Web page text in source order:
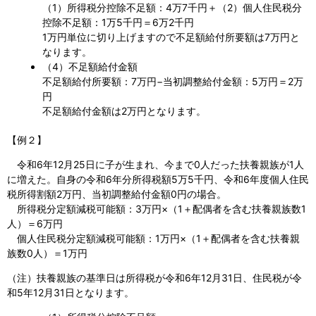
（1）所得税分控除不足額：4万7千円＋（2）個人住民税分
控除不足額：1万5千円＝6万2千円
1万円単位に切り上げますので不足額給付所要額は7万円と
なります。
（4）不足額給付金額
不足額給付所要額：7万円−当初調整給付金額：5万円＝2万
円
不足額給付金額は2万円となります。
【例２】
令和6年12月25日に子が生まれ、今まで0人だった扶養親族が1人
に増えた。自身の令和6年分所得税額5万5千円、令和6年度個人住民
税所得割額2万円、当初調整給付金額0円の場合。
所得税分定額減税可能額：3万円×（1＋配偶者を含む扶養親族数1
人）＝6万円
個人住民税分定額減税可能額：1万円×（1＋配偶者を含む扶養親
族数0人）＝1万円
（注）扶養親族の基準日は所得税が令和6年12月31日、住民税が令
和5年12月31日となります。